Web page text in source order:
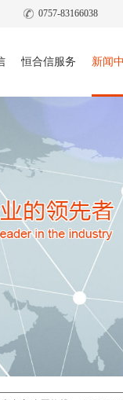
0757-83166038
恒合信服务 新闻